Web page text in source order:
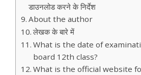
डाउनलोड करने के निर्देश
About the author
लेखक के बारे में
What is the date of
board 12th class?
What is the official website